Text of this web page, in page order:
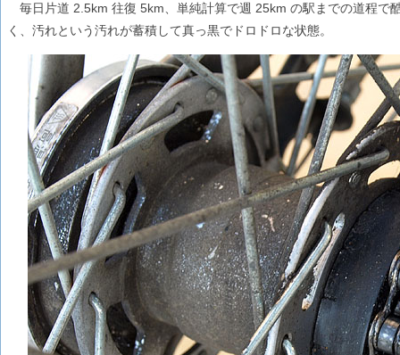
毎日片道 2.5km 往復 5km、単純計算で週 25km の駅までの道程で
く、汚れという汚れが蓄積して真っ黒でドロドロな状態。